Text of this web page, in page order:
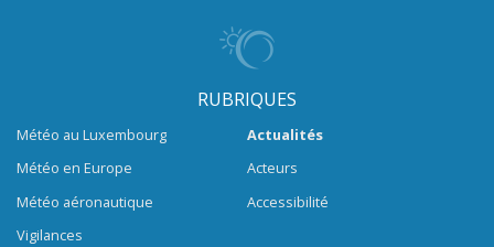
RUBRIQUES
Météo au Luxembourg
Météo en Europe
Météo aéronautique
Vigilances
Actualités
Acteurs
Accessibilité